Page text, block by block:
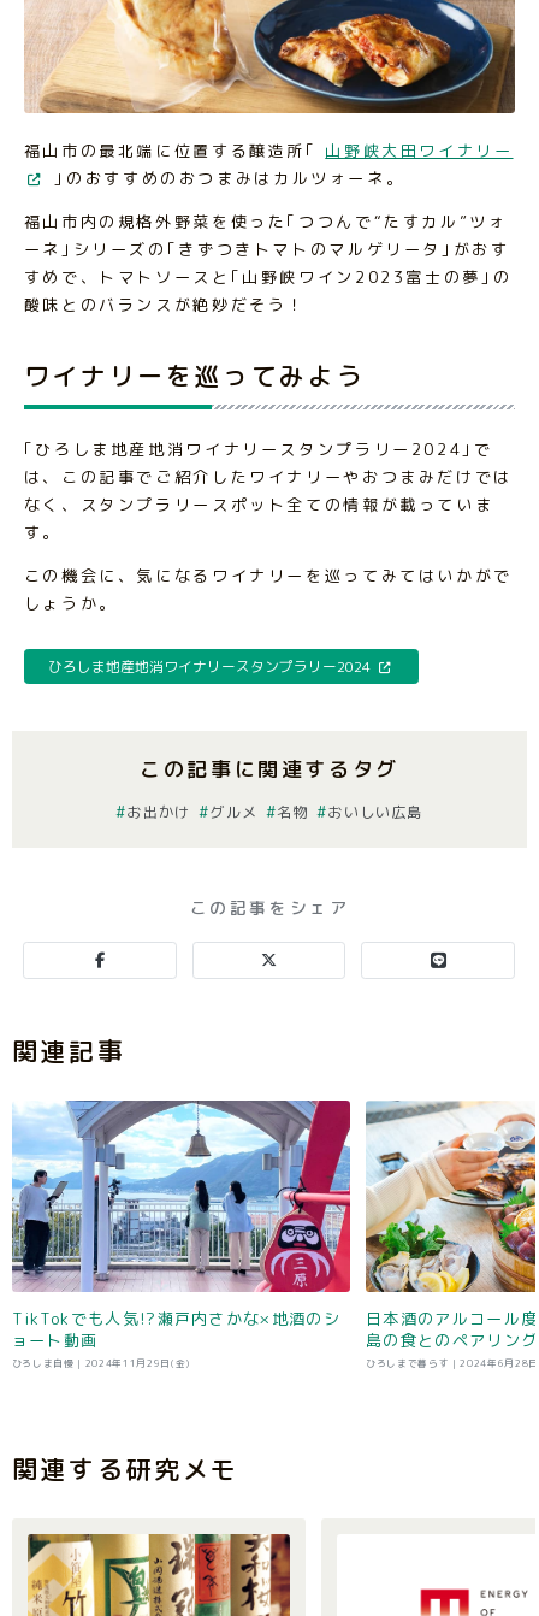
福山市の最北端に位置する醸造所｢ 山野峡大田ワイナリー
｣のおすすめのおつまみはカルツォーネ。
福山市内の規格外野菜を使った｢つつんで“たすカル”ツォ
ーネ｣シリーズの｢きずつきトマトのマルゲリータ｣がおす
すめで、トマトソースと｢山野峡ワイン2023富士の夢｣の
酸味とのバランスが絶妙だそう！
ワイナリーを巡ってみよう
｢ひろしま地産地消ワイナリースタンプラリー2024｣で
は、この記事でご紹介したワイナリーやおつまみだけでは
なく、スタンプラリースポット全ての情報が載っていま
す。
この機会に、気になるワイナリーを巡ってみてはいかがで
しょうか。
ひろしま地産地消ワイナリースタンプラリー2024
この記事に関連するタグ
お出かけ グルメ 名物 おいしい広島
この記事をシェア
関連記事
TikTokでも人気!?瀬戸内さかな×地酒のシ
ョート動画
ひろしま自慢 | 2024年11月29日(金)
日本酒のアルコール
島の食とのペアリン
ひろしまで暮らす |2024年6月28
関連する研究メモ